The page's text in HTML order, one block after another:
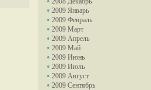
2009 Январь
2009 Февраль
2009 Март
2009 Апрель
2009 Май
2009 Июнь
2009 Июль
2009 Август
2009 Сентябрь